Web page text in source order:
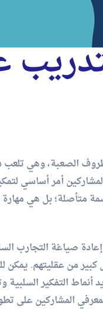
الصعبة، وهي تلعب
أمر أساسي
متأصلة؛ بل هي
صياغة التجارب
من عقليتهم. يمكن
أنماط التفكير
المشاركين على